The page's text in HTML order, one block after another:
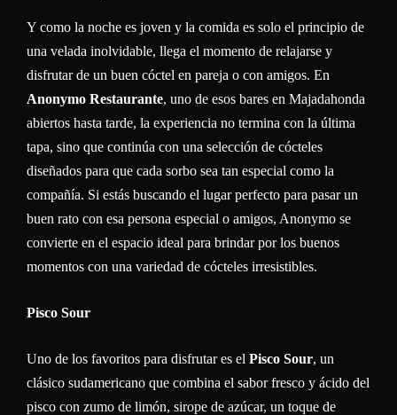
Y como la noche es joven y la comida es solo el principio de
una velada inolvidable, llega el momento de relajarse y
disfrutar de un buen cóctel en pareja o con amigos. En
Anonymo Restaurante, uno de esos bares en Majadahonda
abiertos hasta tarde, la experiencia no termina con la última
tapa, sino que continúa con una selección de cócteles
diseñados para que cada sorbo sea tan especial como la
compañía. Si estás buscando el lugar perfecto para pasar un
buen rato con esa persona especial o amigos, Anonymo se
convierte en el espacio ideal para brindar por los buenos
momentos con una variedad de cócteles irresistibles.
Pisco Sour
Uno de los favoritos para disfrutar es el Pisco Sour, un
clásico sudamericano que combina el sabor fresco y ácido del
pisco con zumo de limón, sirope de azúcar, un toque de